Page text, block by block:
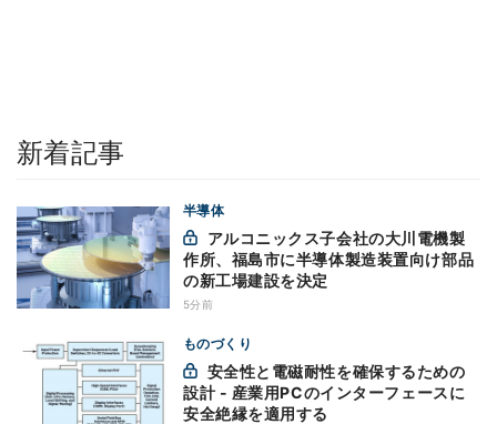
新着記事
半導体
作所、福島市に半導体製造装置向け部品
の新工場建設を決定
5分前
ものづくり
設計 - 産業用PCのインターフェースに
安全絶縁を適用する